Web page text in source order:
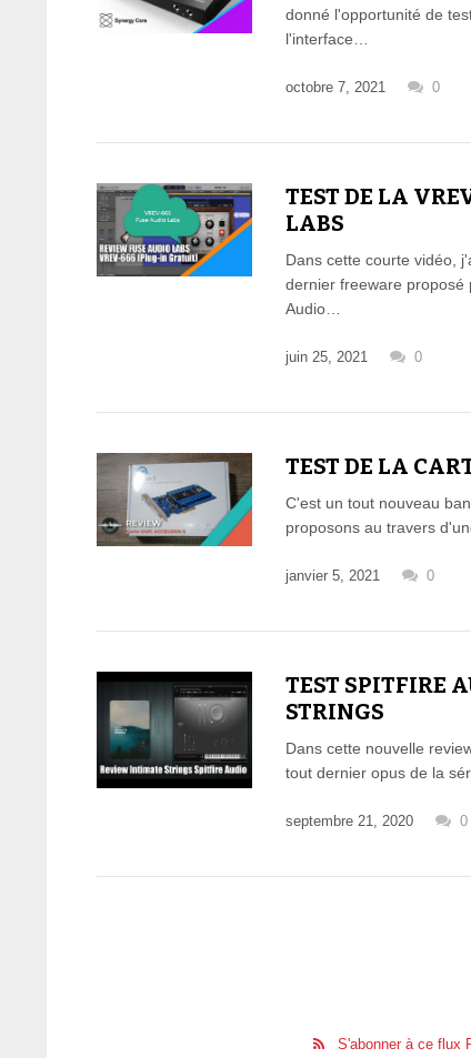
donné l'opportunité de
l'interface…
octobre 7, 2021 0
TEST DE LA
LABS
Dans cette courte vidéo,
dernier freeware proposé
Audio…
juin 25, 2021 0
TEST DE LA
C'est un tout nouveau
proposons au travers
janvier 5, 2021 0
TEST SPITFIRE
STRINGS
Dans cette nouvelle
tout dernier opus de la
septembre 21, 2020 0
S'abonner à ce flux